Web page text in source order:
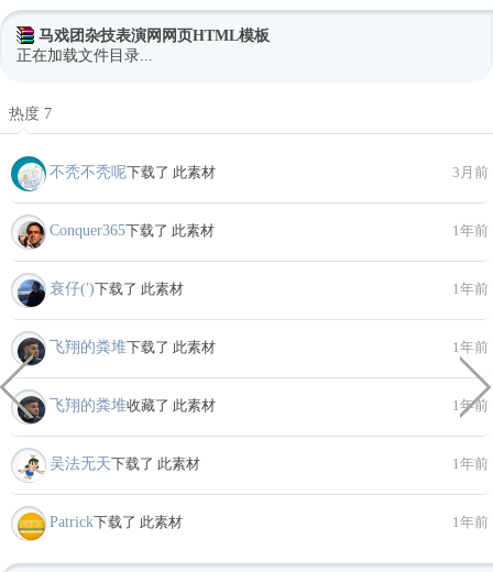
马戏团杂技表演网网页HTML模板
正在加载文件目录...
热度 7
不秃不秃呢下载了 此素材 3月前
Conquer365下载了 此素材 1年前
衰仔(′)下载了 此素材 1年前
飞翔的粪堆下载了 此素材 1年前
飞翔的粪堆收藏了 此素材 1年前
吴法无天下载了 此素材 1年前
Patrick下载了 此素材 1年前